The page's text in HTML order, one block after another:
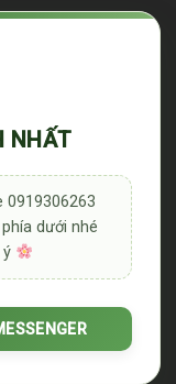
NHẤT
0919306263
dưới nhé
ý